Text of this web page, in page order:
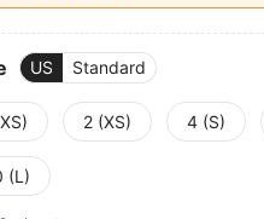
US Standard
2 (XS) 4 (S)
(L)